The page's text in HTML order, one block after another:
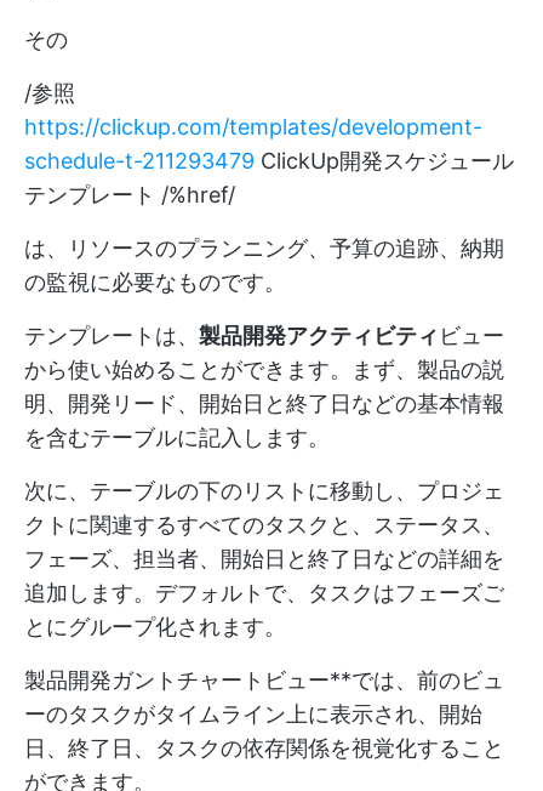
その
/参照
https://clickup.com/templates/development-
schedule-t-211293479 ClickUp開発スケジュール
テンプレート /%href/
は、リソースのプランニング、予算の追跡、納期
の監視に必要なものです。
テンプレートは、 製品開発アクティビティ ビュー
から使い始めることができます。まず、製品の説
明、開発リード、開始日と終了日などの基本情報
を含むテーブルに記入します。
次に、テーブルの下のリストに移動し、プロジェ
クトに関連するすべてのタスクと、ステータス、
フェーズ、担当者、開始日と終了日などの詳細を
追加します。デフォルトで、タスクはフェーズご
とにグループ化されます。
製品開発ガントチャートビュー**では、前のビュ
ーのタスクがタイムライン上に表示され、開始
日、終了日、タスクの依存関係を視覚化すること
ができます。